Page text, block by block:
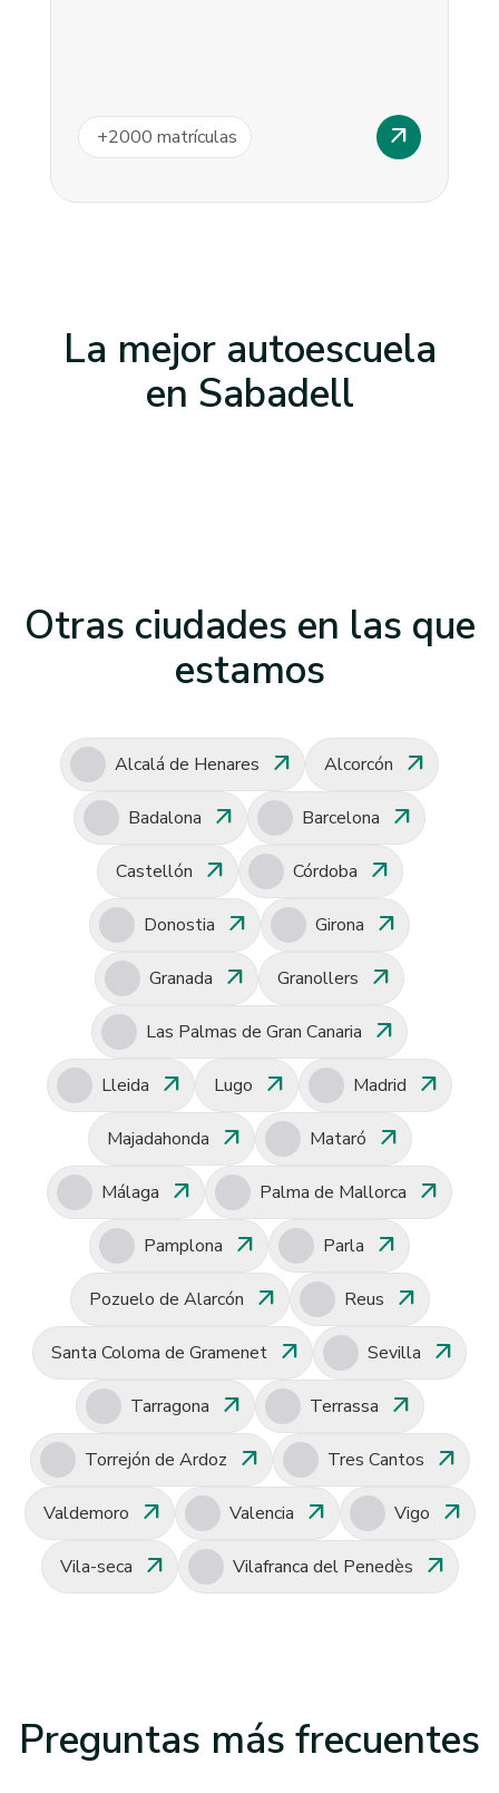
+2000 matrículas arrow_outward
La mejor autoescuela
en Sabadell
Otras ciudades en las que
estamos
Alcalá de Henares arrow_outward Alcorcón arrow_outward
Badalona arrow_outward Barcelona arrow_outward
Castellón arrow_outward Córdoba arrow_outward
Donostia arrow_outward Girona arrow_outward
Granada arrow_outward Granollers arrow_outward
Las Palmas de Gran Canaria arrow_outward
Lleida arrow_outward Lugo arrow_outward Madrid arrow_outward
Majadahonda arrow_outward Mataró arrow_outward
Málaga arrow_outward Palma de Mallorca arrow_outward
Pamplona arrow_outward Parla arrow_outward
Pozuelo de Alarcón arrow_outward Reus arrow_outward
Santa Coloma de Gramenet arrow_outward Sevilla arrow_outward
Tarragona arrow_outward Terrassa arrow_outward
Torrejón de Ardoz arrow_outward Tres Cantos arrow_outward
Valdemoro arrow_outward Valencia arrow_outward Vigo arrow_outward
Vila-seca arrow_outward Vilafranca del Penedès arrow_outward
Preguntas más frecuentes